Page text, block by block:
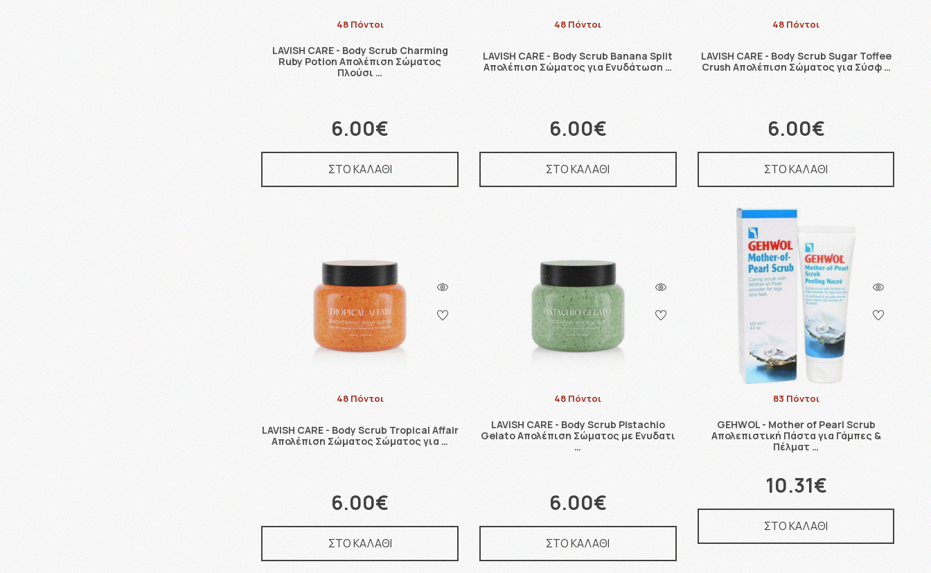
48 Πόντοι
LAVISH CARE - Body Scrub Charming
Ruby Potion Απολέπιση Σώματος
Πλούσι …
6.00€
ΣΤΟ ΚΑΛΑΘΙ
48 Πόντοι
LAVISH CARE - Body Scrub Banana Split
Απολέπιση Σώματος για Ενυδάτωση …
6.00€
ΣΤΟ ΚΑΛΑΘΙ
48 Πόντοι
LAVISH CARE - Body Scrub Sugar Toffee
Crush Απολέπιση Σώματος για Σύσφ …
6.00€
ΣΤΟ ΚΑΛΑΘΙ
48 Πόντοι
LAVISH CARE - Body Scrub Tropical Affair
Απολέπιση Σώματος Σώματος για …
6.00€
ΣΤΟ ΚΑΛΑΘΙ
48 Πόντοι
LAVISH CARE - Body Scrub Pistachio
Gelato Απολέπιση Σώματος με Ενυδατι
…
6.00€
ΣΤΟ ΚΑΛΑΘΙ
83 Πόντοι
GEHWOL - Mother of Pearl Scrub
Απολεπιστική Πάστα για Γάμπες &
Πέλματ …
10.31€
ΣΤΟ ΚΑΛΑΘΙ